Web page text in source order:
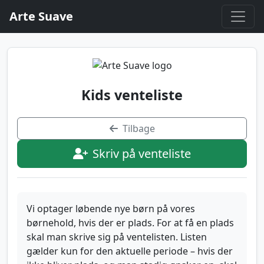
Arte Suave
Kids venteliste
Tilbage
Skriv på venteliste
Vi optager løbende nye børn på vores
børnehold, hvis der er plads. For at få en plads
skal man skrive sig på ventelisten. Listen
gælder kun for den aktuelle periode – hvis der